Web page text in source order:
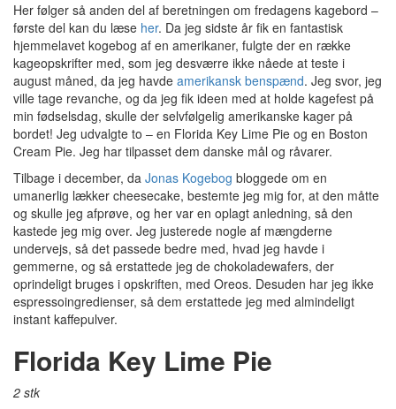
Her følger så anden del af beretningen om fredagens kagebord –
første del kan du læse her. Da jeg sidste år fik en fantastisk
hjemmelavet kogebog af en amerikaner, fulgte der en række
kageopskrifter med, som jeg desværre ikke nåede at teste i
august måned, da jeg havde amerikansk benspænd. Jeg svor, jeg
ville tage revanche, og da jeg fik ideen med at holde kagefest på
min fødselsdag, skulle der selvfølgelig amerikanske kager på
bordet! Jeg udvalgte to – en Florida Key Lime Pie og en Boston
Cream Pie. Jeg har tilpasset dem danske mål og råvarer.
Tilbage i december, da Jonas Kogebog bloggede om en
umanerlig lækker cheesecake, bestemte jeg mig for, at den måtte
og skulle jeg afprøve, og her var en oplagt anledning, så den
kastede jeg mig over. Jeg justerede nogle af mængderne
undervejs, så det passede bedre med, hvad jeg havde i
gemmerne, og så erstattede jeg de chokoladewafers, der
oprindeligt bruges i opskriften, med Oreos. Desuden har jeg ikke
espressoingredienser, så dem erstattede jeg med almindeligt
instant kaffepulver.
Florida Key Lime Pie
2 stk